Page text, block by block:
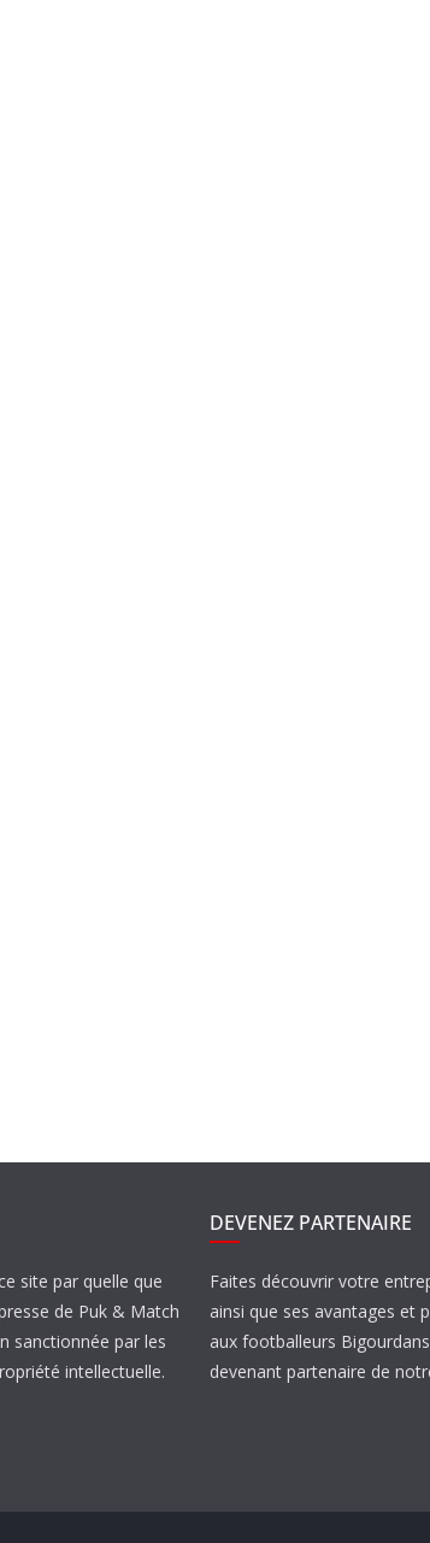
site par quelle que
de Puk & Match
sanctionnée par les
intellectuelle.
DEVENEZ PARTENAIRE
Faites découvrir votre
ainsi que ses avantages et
aux footballeurs
devenant partenaire de